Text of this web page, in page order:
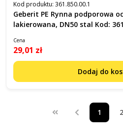
Kod produktu: 361.850.00.1
Geberit PE Rynna podporowa
lakierowana, DN50 stal Kod:
Cena
29,01 zł
Dodaj do
1 2